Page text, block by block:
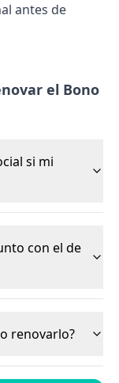
antes de
el Bono
si mi
con el de
renovarlo?